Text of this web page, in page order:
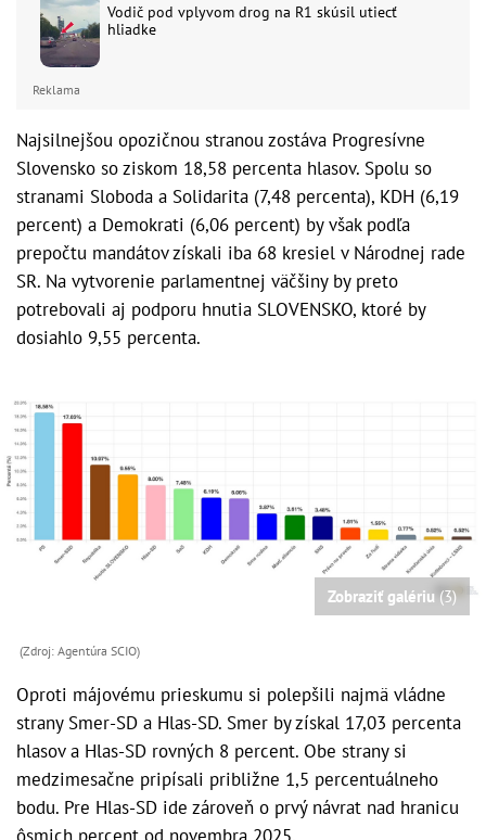
Vodič pod vplyvom drog na R1 skúsil utiecť
hliadke
Reklama
Najsilnejšou opozičnou stranou zostáva Progresívne
Slovensko so ziskom 18,58 percenta hlasov. Spolu so
stranami Sloboda a Solidarita (7,48 percenta), KDH (6,19
percent) a Demokrati (6,06 percent) by však podľa
prepočtu mandátov získali iba 68 kresiel v Národnej rade
SR. Na vytvorenie parlamentnej väčšiny by preto
potrebovali aj podporu hnutia SLOVENSKO, ktoré by
dosiahlo 9,55 percenta.
Zobraziť galériu (3)
(Zdroj: Agentúra SCIO)
Oproti májovému prieskumu si polepšili najmä vládne
strany Smer-SD a Hlas-SD. Smer by získal 17,03 percenta
hlasov a Hlas-SD rovných 8 percent. Obe strany si
medzimesačne pripísali približne 1,5 percentuálneho
bodu. Pre Hlas-SD ide zároveň o prvý návrat nad hranicu